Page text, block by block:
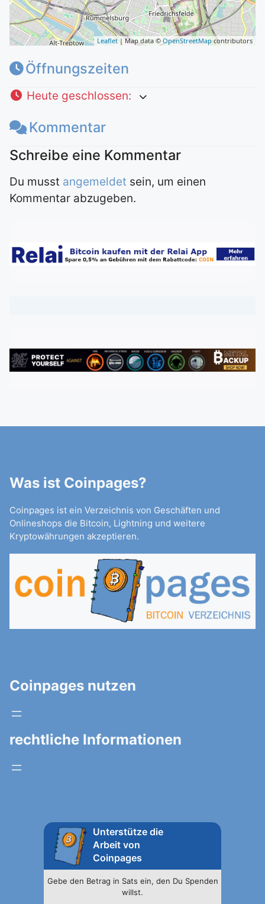
Leaflet| Map data ©OpenStreetMap contributors
Öffnungszeiten
Heute geschlossen:
Kommentar
Du musst angemeldet sein, um einen
Kommentar abzugeben.
Was ist Coinpages?
Coinpages ist ein Verzeichnis von Geschäften und
Onlineshops die Bitcoin, Lightning und weitere
Kryptowährungen akzeptieren.
Coinpages nutzen
rechtliche Informationen
Unterstütze die
Arbeit von
Coinpages
Gebe den Betrag in Sats ein, den Du Spenden
willst.